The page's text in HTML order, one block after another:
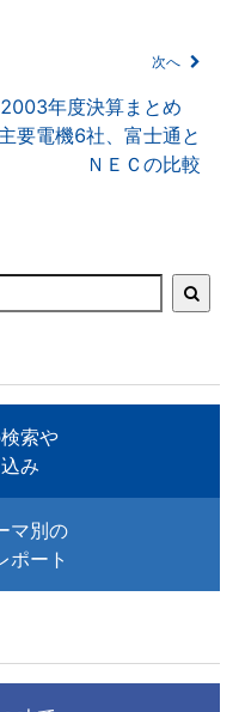
次へ
2003年度決算まとめ
主要電機6社、富士通と
ＮＥＣの比較
索や
み
マ別の
ポート